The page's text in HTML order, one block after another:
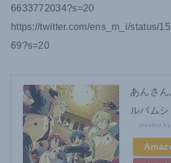
6633772034?s=20
https://twitter.com/ens_m_i/status/
69?s=20
あんさ
ルバム
created by